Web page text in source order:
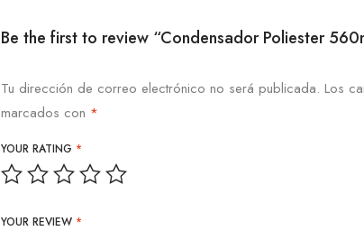
Be the first to review “Condensador Poliester
Tu dirección de correo electrónico no será publicada. Los
marcados con *
YOUR RATING *
YOUR REVIEW *